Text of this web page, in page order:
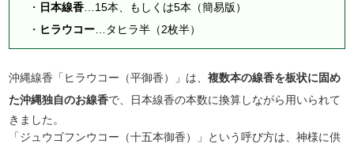
・ 日本線香…15本、もしくは5本（簡易版）
・ ヒラウコー…タヒラ半（2枚半）
沖縄線香「ヒラウコー（平御香）」は、複数本の線香を板状に固め
た沖縄独自のお線香で、日本線香の本数に換算しながら用いられて
きました。
「ジュウゴフンウコー（十五本御香）」という呼び方は、神様に供